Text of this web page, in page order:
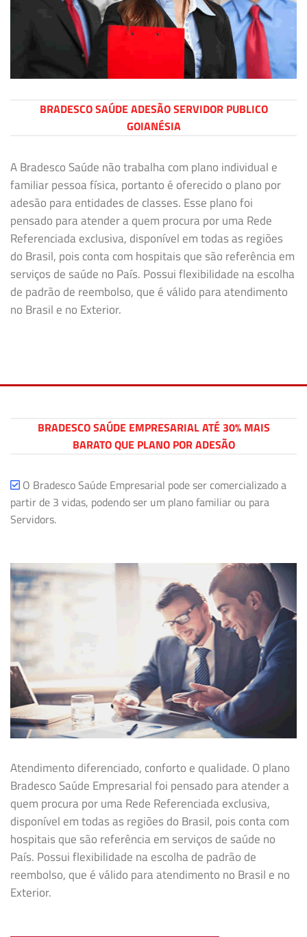
BRADESCO SAÚDE ADESÃO SERVIDOR PUBLICO
GOIANÉSIA
A Bradesco Saúde não trabalha com plano individual e
familiar pessoa física, portanto é oferecido o plano por
adesão para entidades de classes. Esse plano foi
pensado para atender a quem procura por uma Rede
Referenciada exclusiva, disponível em todas as regiões
do Brasil, pois conta com hospitais que são referência em
serviços de saúde no País. Possui flexibilidade na escolha
de padrão de reembolso, que é válido para atendimento
no Brasil e no Exterior.
BRADESCO SAÚDE EMPRESARIAL ATÉ 30% MAIS
BARATO QUE PLANO POR ADESÃO
O Bradesco Saúde Empresarial pode ser comercializado a
partir de 3 vidas, podendo ser um plano familiar ou para
Servidors.
Atendimento diferenciado, conforto e qualidade. O plano
Bradesco Saúde Empresarial foi pensado para atender a
quem procura por uma Rede Referenciada exclusiva,
disponível em todas as regiões do Brasil, pois conta com
hospitais que são referência em serviços de saúde no
País. Possui flexibilidade na escolha de padrão de
reembolso, que é válido para atendimento no Brasil e no
Exterior.